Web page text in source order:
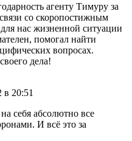
агенту Тимуру за
со скоропостижным
нас жизненной ситуации
помогал найти
вопросах.
дела!
в 20:51
себя абсолютно все
И всё это за